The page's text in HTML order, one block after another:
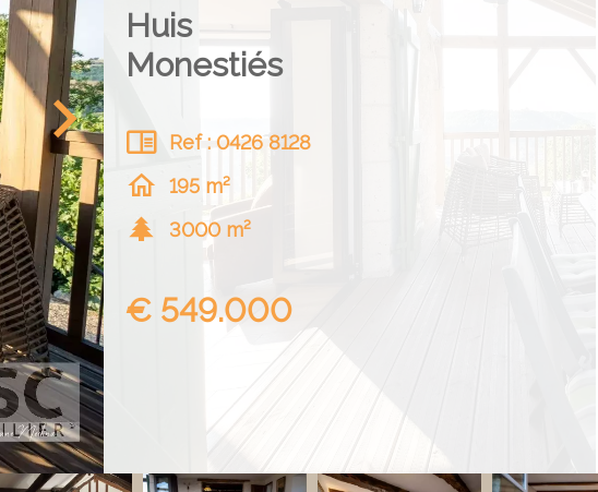
Huis
Monestiés
Ref : 0426 8128
195 m²
3000 m²
€ 549.000